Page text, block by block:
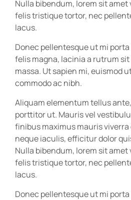
Nulla bibendum, lorem sit
felis tristique tortor, nec
lacus.
Donec pellentesque ut mi
felis magna, lacinia a rutrum
massa. Ut sapien mi, euismod
commodo ac nibh.
Aliquam elementum tellus
porttitor ut. Mauris vel
finibus maximus mauris
neque iaculis, efficitur dolor
Nulla bibendum, lorem sit
felis tristique tortor, nec
lacus.
Donec pellentesque ut mi